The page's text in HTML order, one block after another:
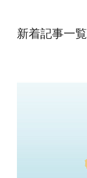
新着記事一覧